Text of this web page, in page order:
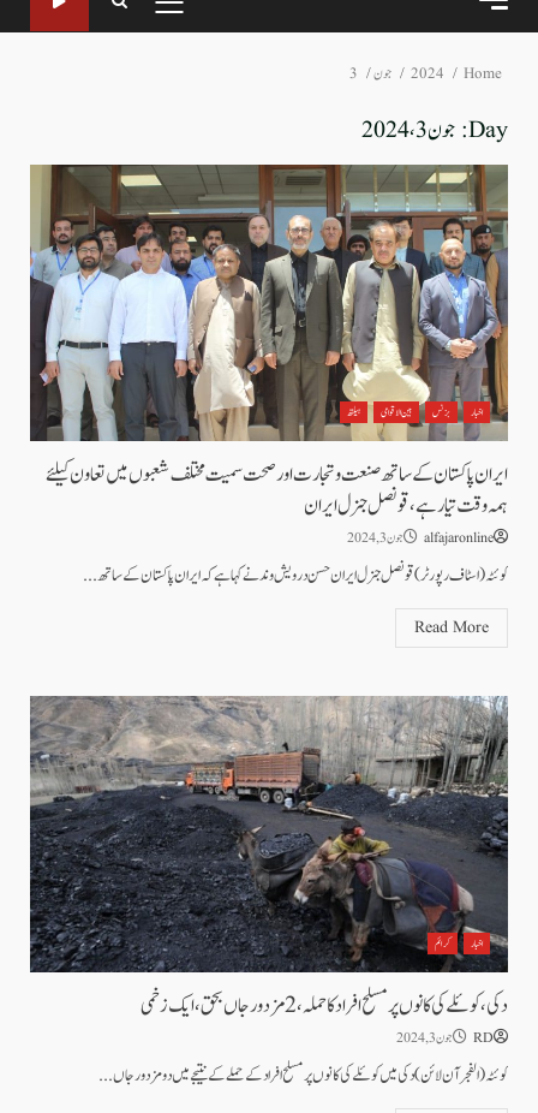
PRIMARY
MENU
Home
2024 جون 3
Day: جون 3، 2024
اخبار بزنس بین الاقوامی ہیلتھ
ایران پاکستان کے ساتھ صنعت و تجارت اورصحت سمیت مختلف شعبوں میں تعاون کیلئے
ہمہ وقت تیار ہے،قونصل جنرل ایران
alfajaronline جون 3, 2024
کوئٹہ (اسٹاف رپورٹر) قونصل جنرل ایران حسن درویش وند نے کہا ہے کہ ایران پاکستان کے ساتھ...
Read More
اخبار کرائم
دکی ،کوئلے کی کانوں پر مسلح افراد کا حملہ، 2مزدور جاں بحق، ایک زخمی
RD جون 3, 2024
کوئٹہ (الفجرآن لائن)دکی میں کوئلے کی کانوں پر مسلح افراد کے حملے کے نتیجے میں دو مزدورجاں...